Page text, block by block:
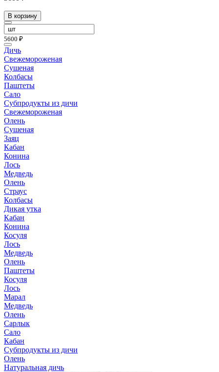
В корзину
5600 ₽
Дичь
Свежемороженая
Сушеная
Колбасы
Паштеты
Сало
Субпродукты из дичи
Свежемороженая
Олень
Сушеная
Заяц
Кабан
Конина
Лось
Медведь
Олень
Страус
Колбасы
Дикая утка
Кабан
Конина
Косуля
Лось
Медведь
Олень
Паштеты
Косуля
Лось
Марал
Медведь
Олень
Сарлык
Сало
Кабан
Субпродукты из дичи
Олень
Натуральная дичь